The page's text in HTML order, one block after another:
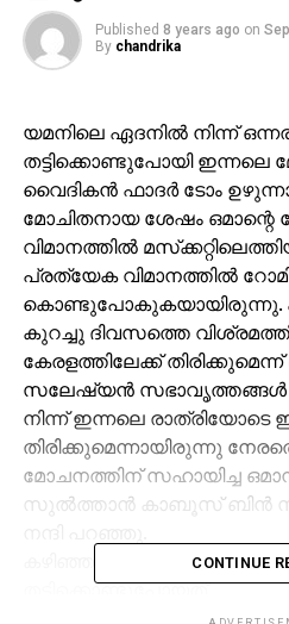
Published 8 years ago on
By chandrika
യമനിലെ ഏദനില്‍ നിന്ന്
തട്ടിക്കൊണ്ടുപോയി ഇന്നലെ
വൈദികന്‍ ഫാദര്‍ ടോം
മോചിതനായ ശേഷം
വിമാനത്തില്‍
പ്രത്യേക വിമാനത്തില്‍
കൊണ്ടുപോകുകയായിരുന്നു.
കുറച്ചു ദിവസത്തെ
കേരളത്തിലേക്ക്
സലേഷ്യന്‍ സഭാവൃത്തങ്ങള്‍
നിന്ന് ഇന്നലെ രാത്രിയോടെ
തിരിക്കുമെന്നായിരുന്നു
മോചനത്തിന് സഹായിച്ച
സുല്‍ത്താന്‍ കാബൂസ് ബിന്‍
കഴിഞ്ഞ വര്‍ഷം മാര്‍ച്ച്
തട്ടിക്കൊണ്ടുപോയത്.
CONTINUE